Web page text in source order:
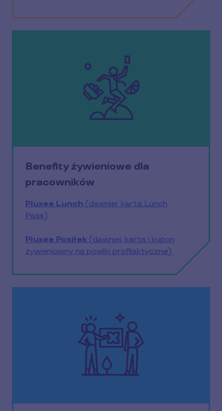
Benefity żywieniowe dla
pracowników
Pluxee Lunch (dawniej: karta Lunch
Pass)
Pluxee Posiłek (dawniej: karta i kupon
żywieniowny na posiłki profilaktyczne)